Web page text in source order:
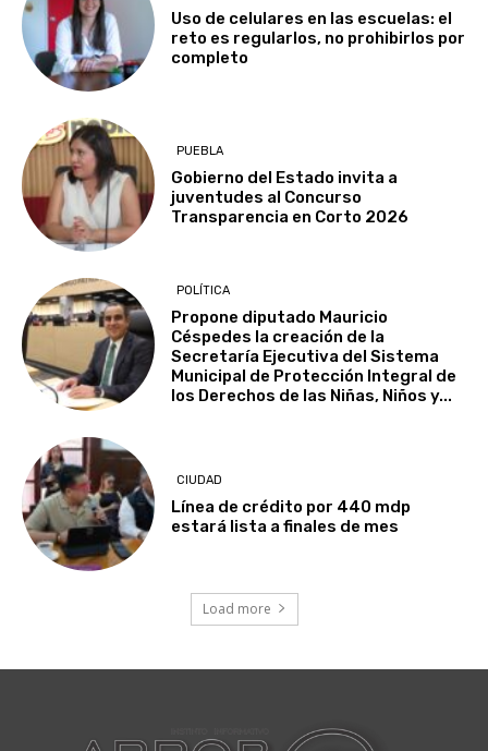
Uso de celulares en las escuelas: el
reto es regularlos, no prohibirlos por
completo
PUEBLA
Gobierno del Estado invita a
juventudes al Concurso
Transparencia en Corto 2026
POLÍTICA
Propone diputado Mauricio
Céspedes la creación de la
Secretaría Ejecutiva del Sistema
Municipal de Protección Integral de
los Derechos de las Niñas, Niños y...
CIUDAD
Línea de crédito por 440 mdp
estará lista a finales de mes
Load more